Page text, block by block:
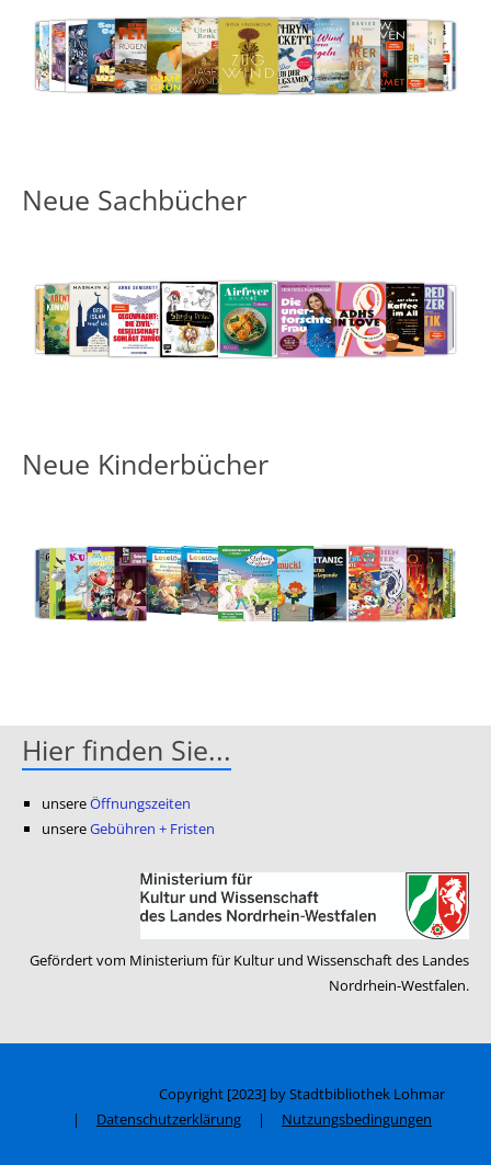
Neue Sachbücher
Neue Kinderbücher
Hier finden Sie...
unsereÖffnungszeiten
unsereGebühren + Fristen
Gefördert vom Ministerium für Kultur und Wissenschaft des Landes
Nordrhein-Westfalen.
Copyright [2023] by Stadtbibliothek Lohmar
|
Datenschutzerklärung | Nutzungsbedingungen